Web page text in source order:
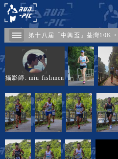
第十八屆「中興盃」荃灣10K >
攝影師: miu fishmen